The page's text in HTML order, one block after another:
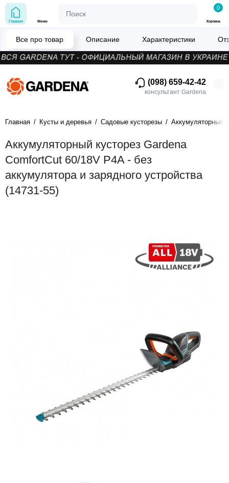
(098) 659-42-42
консультант Gardena
Главная Меню
0
Корзина
Главная Кусты и деревья Садовые кусторезы Аккумуляторные
Аккумуляторный кусторез Gardena
ComfortCut 60/18V P4A - без
аккумулятора и зарядного устройства
(14731-55)
Все про товар Описание Характеристики